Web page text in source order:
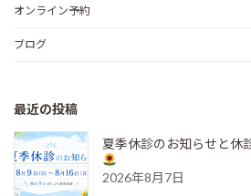
オンライン予約
ブログ
最近の投稿
夏季休診のお知らせと休
2026年8月7日